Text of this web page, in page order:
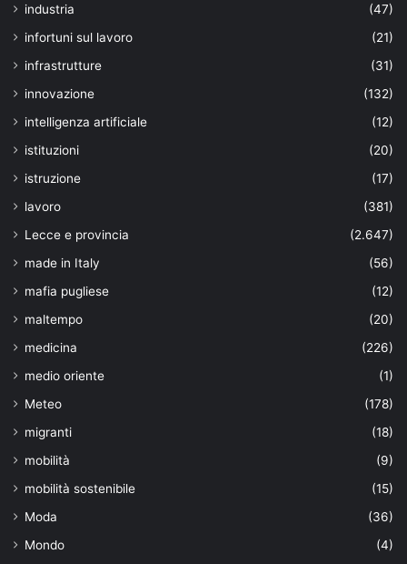
industria
(47)
infortuni sul lavoro
(21)
infrastrutture
(31)
innovazione
(132)
intelligenza artificiale
(12)
istituzioni
(20)
istruzione
(17)
lavoro
(381)
Lecce e provincia
(2.647)
made in Italy
(56)
mafia pugliese
(12)
maltempo
(20)
medicina
(226)
medio oriente
(1)
Meteo
(178)
migranti
(18)
mobilità
(9)
mobilità sostenibile
(15)
Moda
(36)
Mondo
(4)